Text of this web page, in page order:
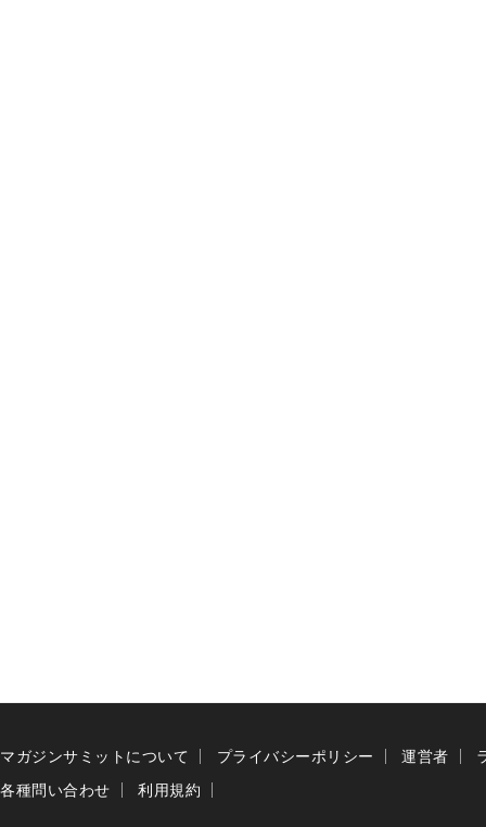
マガジンサミットについて プライバシーポリシー 運営者
各種問い合わせ
利用規約